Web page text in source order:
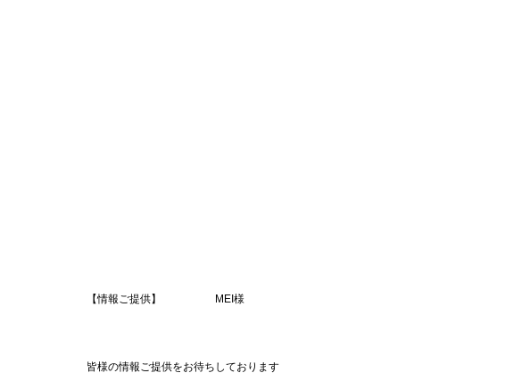
【情報ご提供】 MEI様
皆様の情報ご提供をお待ちしております